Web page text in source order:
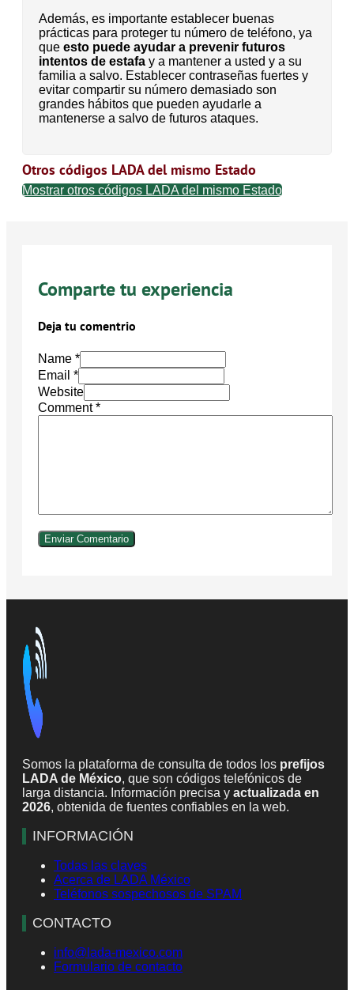
Además, es importante establecer buenas
prácticas para proteger tu número de teléfono, ya
que esto puede ayudar a prevenir futuros
intentos de estafa y a mantener a usted y a su
familia a salvo. Establecer contraseñas fuertes y
evitar compartir su número demasiado son
grandes hábitos que pueden ayudarle a
mantenerse a salvo de futuros ataques.
Otros códigos LADA del mismo Estado
Mostrar otros códigos LADA del mismo Estado
Comparte tu experiencia
Deja tu comentrio
Name *
Email *
Website
Comment*
Somos la plataforma de consulta de todos los prefijos
LADA de México, que son códigos telefónicos de
larga distancia. Información precisa y actualizada en
2026, obtenida de fuentes confiables en la web.
INFORMACIÓN
Todas las claves
Acerca de LADA México
Teléfonos sospechosos de SPAM
CONTACTO
info@lada-mexico.com
Formulario de contacto